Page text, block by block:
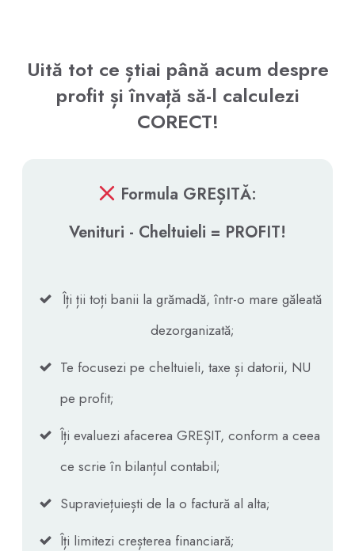
Uită tot ce știai până acum despre
profit și învață să-l calculezi
CORECT!
Formula GREȘITĂ:
Venituri - Cheltuieli = PROFIT!
Îți ții toți banii la grămadă, într-o mare găleată
dezorganizată;
Te focusezi pe cheltuieli, taxe și datorii, NU
pe profit;
Îți evaluezi afacerea GREȘIT, conform a ceea
ce scrie în bilanțul contabil;
Supraviețuiești de la o factură al alta;
Îți limitezi creșterea financiară;